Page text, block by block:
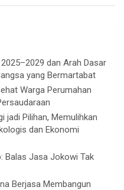
dan Arah Dasar
yang Bermartabat
Warga Perumahan
jadi Pilihan, Memulihkan
dan Ekonomi
Balas Jasa Jokowi Tak
Berjasa Membangun